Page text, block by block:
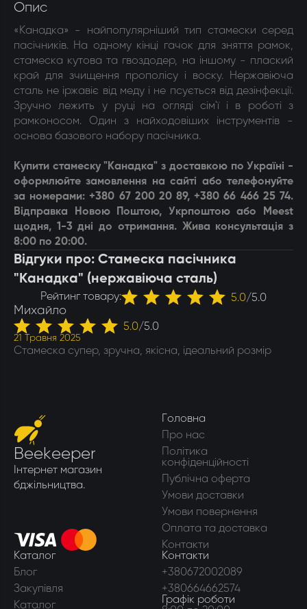
Опис
«Канадка» - найпопулярніший тип стамески серед
пасічників. На одному кінці гачок для зняття рамок,
стамеска кутова та гвоздодер, на іншому - плаский
край для зчищення прополісу і воску. Нержавіюча
сталь не іржавіє від меду і не псується від дезінфекції.
Зручно лежить у руці на огляді сім'ї і в роботі з
рамконосом. Один з найходовіших інструментів -
основа базового набору пасічника.
Купити стамеску "Канадка" з доставкою по Україні -
оформлюйте замовлення на сайті або телефонуйте
за номерами: +380 67 200 20 89, +380 66 466 25 74.
Відправка Новою Поштою, Укрпоштою або Meest
щодня, 1-3 дні до отримання. Жива консультація з
8:00 по 20:00.
Відгуки про: Стамеска пасічника
"Канадка" (нержавіюча сталь)
Рейтинг товару: 5.0/5.0
Михайло
5.0/5.0
21 Травня 2025
Стамеска супер, зручна, якісна, ідеальний розмір
Beekeeper
Інтернет магазин
бджільництва.
Головна
Про нас
Політика
конфіденційності
Публічна оферта
Умови доставки
Умови повернення
Оплата та доставка
Контакти
Каталог
Блог
Закупівля
Каталог
Контакти
+380672002089
+380664662574
Графік роботи